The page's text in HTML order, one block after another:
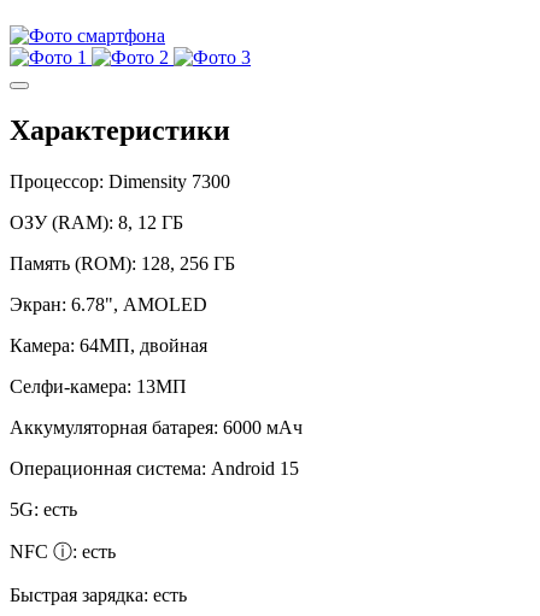
Характеристики
Процессор: Dimensity 7300
ОЗУ (RAM): 8, 12 ГБ
Память (ROM): 128, 256 ГБ
Экран: 6.78", AMOLED
Камера: 64МП, двойная
Селфи-камера: 13МП
Аккумуляторная батарея: 6000 мАч
Операционная система: Android 15
5G: есть
NFC ⓘ: есть
Быстрая зарядка: есть